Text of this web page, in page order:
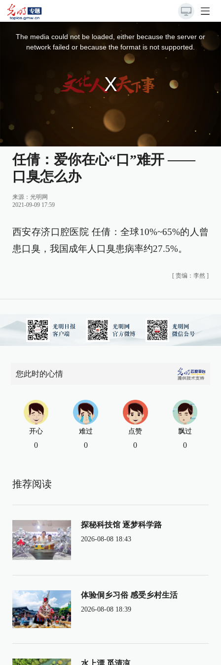
The media could not be loaded, either because the server or
network failed or because the format is not supported.
任倩：爱你在心“口”难开 ——
口臭怎么办
来源：光明网
2021-09-09 17:59
西安存济口腔医院 任倩：全球10%~65%的人曾
患口臭，我国成年人口臭患病率约27.5%。
[ 责编：李然 ]
您此时的心情
开心
0
难过
0
点赞
0
飘过
0
推荐阅读
探秘科技馆 逐梦科学路
2026-08-08 18:43
体验侗乡习俗 感受乡村生活
2026-08-08 18:39
水上漂 觅清凉